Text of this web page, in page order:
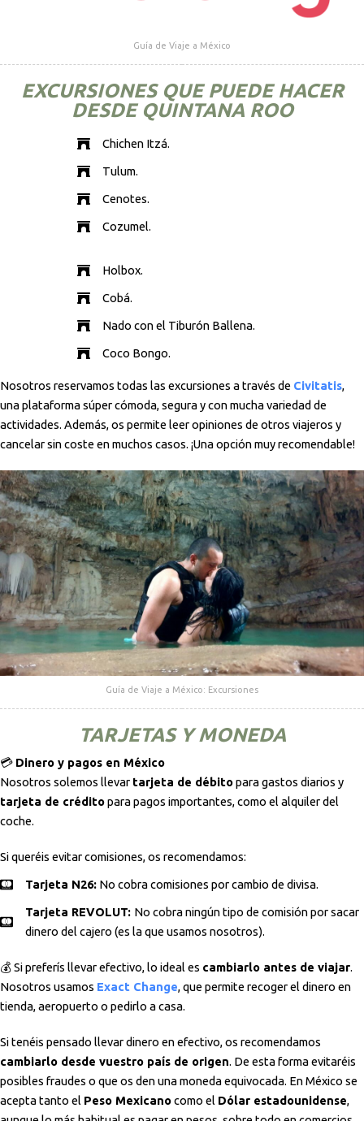
Guía de Viaje a México
EXCURSIONES QUE PUEDE HACER
DESDE QUINTANA ROO
Chichen Itzá.
Tulum.
Cenotes.
Cozumel.
Holbox.
Cobá.
Nado con el Tiburón Ballena.
Coco Bongo.
Nosotros reservamos todas las excursiones a través de Civitatis,
una plataforma súper cómoda, segura y con mucha variedad de
actividades. Además, os permite leer opiniones de otros viajeros y
cancelar sin coste en muchos casos. ¡Una opción muy recomendable!
Guía de Viaje a México: Excursiones
TARJETAS Y MONEDA
💳 Dinero y pagos en México
Nosotros solemos llevar tarjeta de débitopara gastos diarios y
tarjeta de créditopara pagos importantes, como el alquiler del
coche.
Si queréis evitar comisiones, os recomendamos:
Tarjeta N26: No cobra comisiones por cambio de divisa.
Tarjeta REVOLUT: No cobra ningún tipo de comisión por sacar
dinero del cajero (es la que usamos nosotros).
💰 Si preferís llevar efectivo, lo ideal es cambiarlo antes de viajar.
Nosotros usamos Exact Change, que permite recoger el dinero en
tienda, aeropuerto o pedirlo a casa.
Si tenéis pensado llevar dinero en efectivo, os recomendamos
cambiarlo desde vuestro país de origen. De esta forma evitaréis
posibles fraudes o que os den una moneda equivocada. En México se
acepta tanto el Peso Mexicanocomo el Dólar estadounidense,